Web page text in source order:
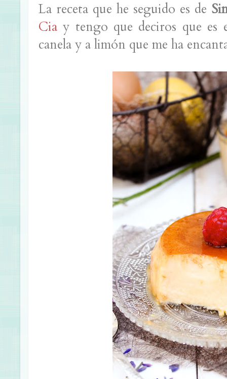
La receta que he seguido es de
Cia y tengo que deciros que es
canela y a limón que me ha